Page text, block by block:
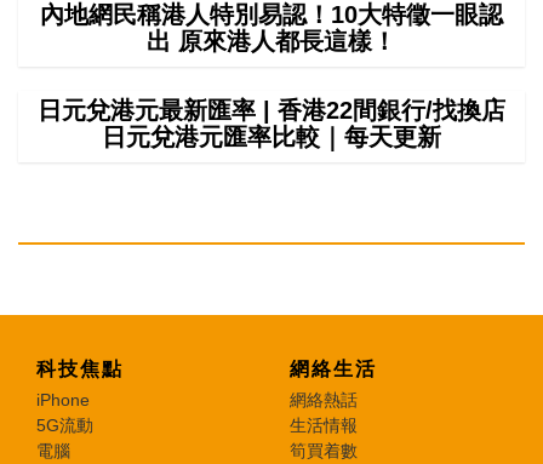
內地網民稱港人特別易認！10大特徵一眼認
出 原來港人都長這樣！
日元兌港元最新匯率 | 香港22間銀行/找換店
日元兌港元匯率比較｜每天更新
科技焦點
iPhone
5G流動
電腦
網絡生活
網絡熱話
生活情報
筍買着數